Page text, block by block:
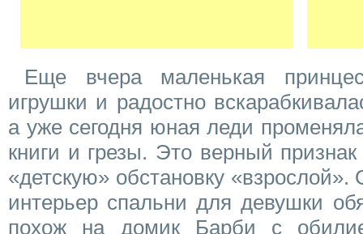
Еще вчера маленькая
игрушки и радостно
а уже сегодня юная леди
книги и грезы. Это верный
«детскую» обстановку
интерьер спальни для девушки
похож на домик Барби с